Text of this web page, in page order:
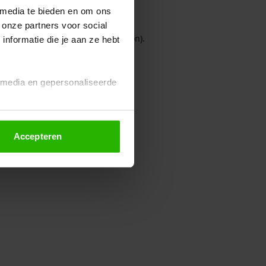
te bieden en om ons
partners voor social
die je aan ze hebt
en gepersonaliseerde
altijd wijzigen of
Accepteren
console for more information).